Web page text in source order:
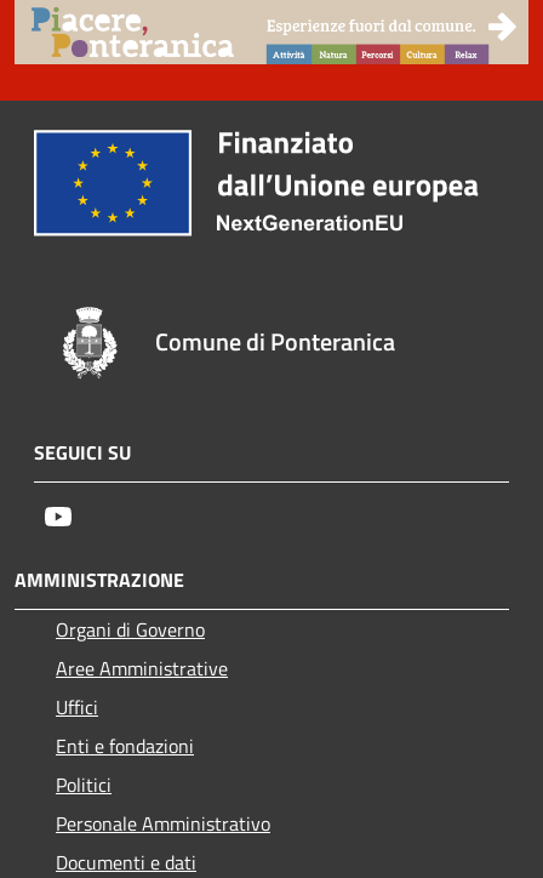
Comune di Ponteranica
SEGUICI SU
AMMINISTRAZIONE
Organi di Governo
Aree Amministrative
Uffici
Enti e fondazioni
Politici
Personale Amministrativo
Documenti e dati